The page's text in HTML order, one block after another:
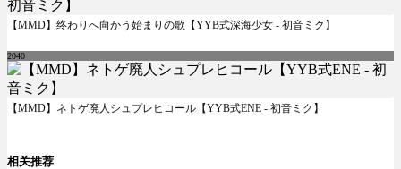
【MMD】终わりへ向かう始まりの歌【YYB式深海少女 - 初音ミク】
2040
【MMD】ネトゲ廃人シュプレヒコール【YYB式ENE - 初音ミク】
相关推荐